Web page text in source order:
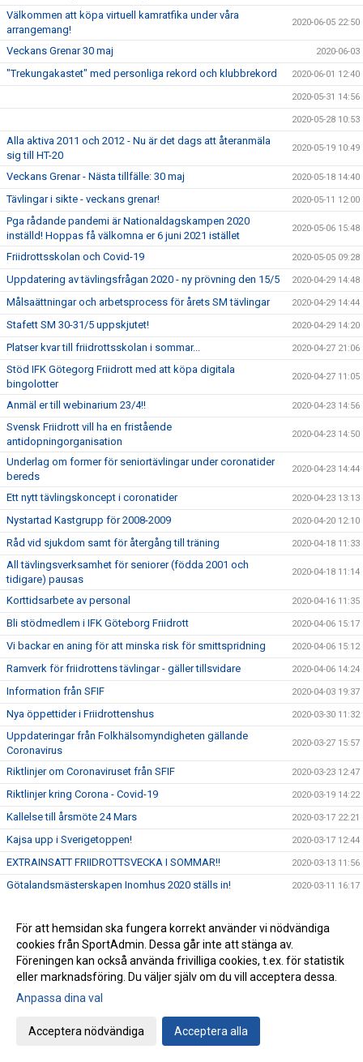
Välkommen att köpa virtuell kamratfika under våra
arrangemang!
2020-06-05 22:50
Veckans Grenar 30 maj 2020-06-03
"Trekungakastet" med personliga rekord och klubbrekord 2020-06-01 12:40
2020-05-31 14:56
2020-05-28 10:53
Alla aktiva 2011 och 2012 - Nu är det dags att återanmäla
sig till HT-20
2020-05-19 10:49
Veckans Grenar - Nästa tillfälle: 30 maj 2020-05-18 14:40
Tävlingar i sikte - veckans grenar! 2020-05-11 12:00
Pga rådande pandemi är Nationaldagskampen 2020
inställd! Hoppas få välkomna er 6 juni 2021 istället
2020-05-06 15:48
Friidrottsskolan och Covid-19 2020-05-05 09:28
Uppdatering av tävlingsfrågan 2020 - ny prövning den 15/5 2020-04-29 14:48
Målsaättningar och arbetsprocess för årets SM tävlingar 2020-04-29 14:44
Stafett SM 30-31/5 uppskjutet! 2020-04-29 14:20
Platser kvar till friidrottsskolan i sommar... 2020-04-27 21:06
Stöd IFK Götegorg Friidrott med att köpa digitala
bingolotter
2020-04-27 11:05
Anmäl er till webinarium 23/4!! 2020-04-23 14:56
Svensk Friidrott vill ha en fristående
antidopningorganisation
2020-04-23 14:50
Underlag om former för seniortävlingar under coronatider
bereds
2020-04-23 14:44
Ett nytt tävlingskoncept i coronatider 2020-04-23 13:13
Nystartad Kastgrupp för 2008-2009 2020-04-20 12:10
Råd vid sjukdom samt för återgång till träning 2020-04-18 11:33
All tävlingsverksamhet för seniorer (födda 2001 och
tidigare) pausas
2020-04-18 11:14
Korttidsarbete av personal 2020-04-16 11:35
Bli stödmedlem i IFK Göteborg Friidrott 2020-04-06 15:17
Vi backar en aning för att minska risk för smittspridning 2020-04-06 15:12
Ramverk för friidrottens tävlingar - gäller tillsvidare 2020-04-06 14:24
Information från SFIF 2020-04-03 19:37
Nya öppettider i Friidrottenshus 2020-03-30 11:32
Uppdateringar från Folkhälsomyndigheten gällande
Coronavirus
2020-03-27 15:57
Riktlinjer om Coronaviruset från SFIF 2020-03-23 12:47
Riktlinjer kring Corona - Covid-19 2020-03-19 14:22
Kallelse till årsmöte 24 Mars 2020-03-17 22:21
Kajsa upp i Sverigetoppen! 2020-03-17 12:44
EXTRAINSATT FRIIDROTTSVECKA I SOMMAR!! 2020-03-13 11:56
Götalandsmästerskapen Inomhus 2020 ställs in! 2020-03-11 16:17
inför GM
GM inväntar besked från dagens pressträff kl 14.00
IUSM i Örebro - Dag 1 - Åh, så många glädjeämnen!! 2020-03-07 20:56
IJSM dag 2 - Lucas och Erik´s tur att persa!
För att hemsidan ska fungera korrekt använder vi nödvändiga
cookies från SportAdmin. Dessa går inte att stänga av.
Föreningen kan också använda frivilliga cookies, t.ex. för statistik
eller marknadsföring. Du väljer själv om du vill acceptera dessa.
Anpassa dina val
Acceptera nödvändiga Acceptera alla